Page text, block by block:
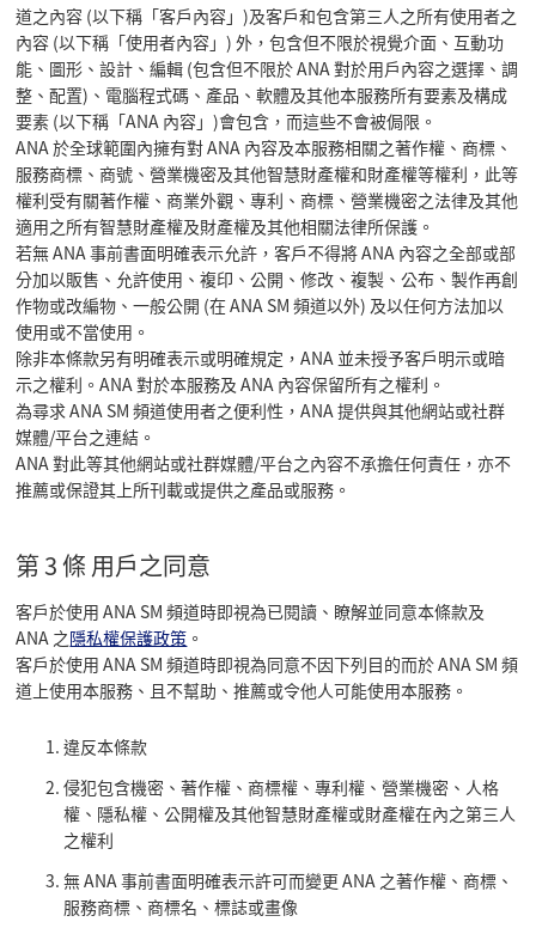
道之內容 (以下稱「客戶內容」)及客戶和包含第三人之所有使用者之
內容 (以下稱「使用者內容」) 外，包含但不限於視覺介面、互動功
能、圖形、設計、編輯 (包含但不限於 ANA 對於用戶內容之選擇、調
整、配置)、電腦程式碼、產品、軟體及其他本服務所有要素及構成
要素 (以下稱「ANA 內容」)會包含，而這些不會被侷限。
ANA 於全球範圍內擁有對 ANA 內容及本服務相關之著作權、商標、
服務商標、商號、營業機密及其他智慧財產權和財產權等權利，此等
權利受有關著作權、商業外觀、專利、商標、營業機密之法律及其他
適用之所有智慧財產權及財產權及其他相關法律所保護。
若無 ANA 事前書面明確表示允許，客戶不得將 ANA 內容之全部或部
分加以販售、允許使用、複印、公開、修改、複製、公布、製作再創
作物或改編物、一般公開 (在 ANA SM 頻道以外) 及以任何方法加以
使用或不當使用。
除非本條款另有明確表示或明確規定，ANA 並未授予客戶明示或暗
示之權利。ANA 對於本服務及 ANA 內容保留所有之權利。
為尋求 ANA SM 頻道使用者之便利性，ANA 提供與其他網站或社群
媒體/平台之連結。
ANA 對此等其他網站或社群媒體/平台之內容不承擔任何責任，亦不
推薦或保證其上所刊載或提供之產品或服務。
第 3 條 用戶之同意
客戶於使用 ANA SM 頻道時即視為已閱讀、瞭解並同意本條款及
ANA 之隱私權保護政策 。
客戶於使用 ANA SM 頻道時即視為同意不因下列目的而於 ANA SM 頻
道上使用本服務、且不幫助、推薦或令他人可能使用本服務。
違反本條款
侵犯包含機密、著作權、商標權、專利權、營業機密、人格
權、隱私權、公開權及其他智慧財產權或財產權在內之第三人
之權利
無 ANA 事前書面明確表示許可而變更 ANA 之著作權、商標、
服務商標、商標名、標誌或畫像